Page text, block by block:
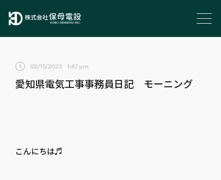
02/15/2023 1:47 pm
愛知県電気工事事務員日記 モーニング
こんにちは♬